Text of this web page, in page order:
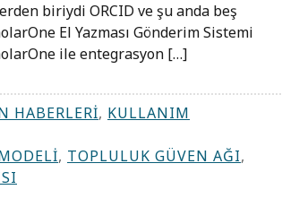
biriydi ORCID ve şu anda beş
El Yazması Gönderim Sistemi
ile entegrasyon […]
HABERLERI, KULLANIM
, TOPLULUK GÜVEN AĞI,